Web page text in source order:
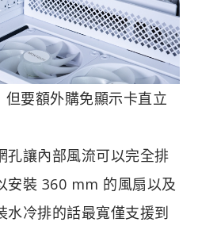
要額外購免顯示卡直立
孔讓內部風流可以完全排
安裝 360 mm 的風扇以及
水冷排的話最寬僅支援到